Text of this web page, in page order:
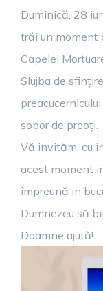
Duminică, 28
trăi un moment
Capelei
Slujba de
sobor de preoți.
Vă invităm, cu
acest moment
împreună in
Dumnezeu să
Doamne ajută!